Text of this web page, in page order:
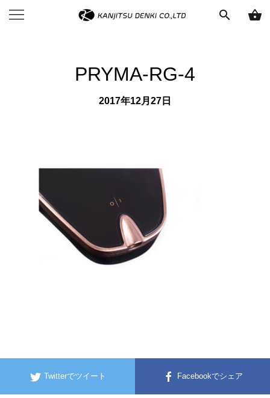
search shopping_basket
PRYMA-RG-4
2017年12月27日
Twitterでツイート Facebookでシェア